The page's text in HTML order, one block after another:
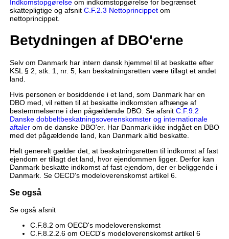
Indkomstopgørelseom indkomstopgørelse for begrænset
skattepligtige og afsnit C.F.2.3 Nettoprincippetom
nettoprincippet.
Betydningen af DBO'erne
Selv om Danmark har intern dansk hjemmel til at beskatte efter
KSL § 2, stk. 1, nr. 5, kan beskatningsretten være tillagt et andet
land.
Hvis personen er bosiddende i et land, som Danmark har en
DBO med, vil retten til at beskatte indkomsten afhænge af
bestemmelserne i den pågældende DBO. Se afsnit C.F.9.2
Danske dobbeltbeskatningsoverenskomster og internationale
aftalerom de danske DBO'er. Har Danmark ikke indgået en DBO
med det pågældende land, kan Danmark altid beskatte.
Helt generelt gælder det, at beskatningsretten til indkomst af fast
ejendom er tillagt det land, hvor ejendommen ligger. Derfor kan
Danmark beskatte indkomst af fast ejendom, der er beliggende i
Danmark. Se OECD's modeloverenskomst artikel 6.
Se også
Se også afsnit
C.F.8.2 om OECD's modeloverenskomst
C.F.8.2.2.6 om OECD's modeloverenskomst artikel 6